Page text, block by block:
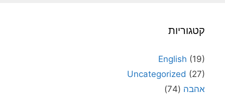
קטגוריות
English (19)
Uncategorized (27)
אהבה (74)